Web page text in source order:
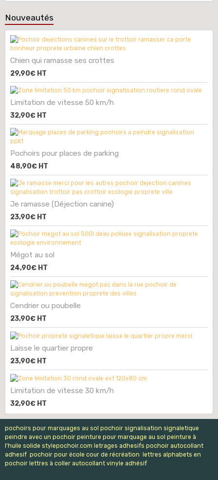
Nouveautés
Chien qui ramasse ses crottes
29,90€ HT
Limitation de vitesse 50 km/h
32,90€ HT
Pochoirs pour places de parking
48,90€ HT
Je ramasse (Déjection canine)
23,90€ HT
Mégot au sol
24,90€ HT
Cendrier ou poubelle
23,90€ HT
Laisse le quartier propre
23,90€ HT
Limitation de vitesse 30 km/h
32,90€ HT
pochoirs pour marquages au sol pochoir signalisation signaletique
peindre avec un pochoir peinture pour marquage au sol peinture à
l'huile solide stylepochoir.com letrages adhesifs pochoir autocollant
adhesif pochoir pour école cour de récréation lettres alphabets en
pochoir lettres à coller autocollant vinyle adhésif